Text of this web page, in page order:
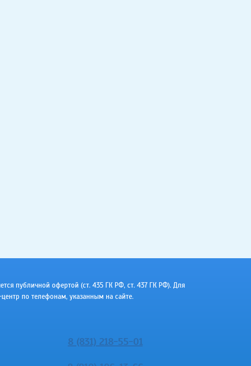
публичной офертой (ст. 435 ГК РФ, cт. 437 ГК РФ). Для
по телефонам, указанным на сайте.
8 (831) 218-55-01